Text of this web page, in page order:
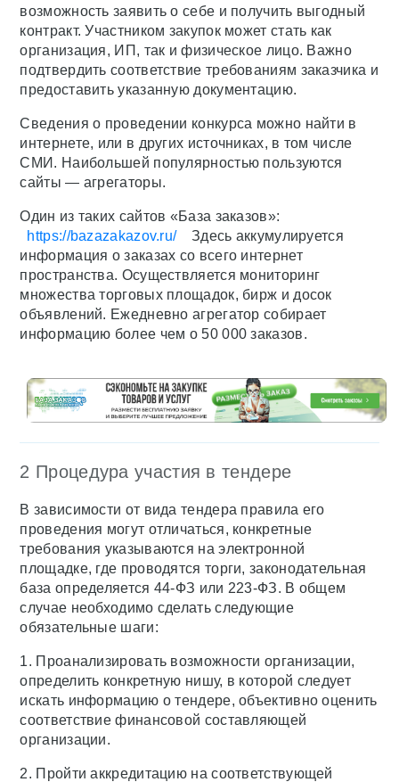
возможность заявить о себе и получить выгодный
контракт. Участником закупок может стать как
организация, ИП, так и физическое лицо. Важно
подтвердить соответствие требованиям заказчика и
предоставить указанную документацию.
Сведения о проведении конкурса можно найти в
интернете, или в других источниках, в том числе
СМИ. Наибольшей популярностью пользуются
сайты — агрегаторы.
Один из таких сайтов «База заказов»:
https://bazazakazov.ru/
Здесь аккумулируется
информация о заказах со всего интернет
пространства. Осуществляется мониторинг
множества торговых площадок, бирж и досок
объявлений. Ежедневно агрегатор собирает
информацию более чем о 50 000 заказов.
2 Процедура участия в тендере
В зависимости от вида тендера правила его
проведения могут отличаться, конкретные
требования указываются на электронной
площадке, где проводятся торги, законодательная
база определяется 44-ФЗ или 223-ФЗ. В общем
случае необходимо сделать следующие
обязательные шаги:
1. Проанализировать возможности организации,
определить конкретную нишу, в которой следует
искать информацию о тендере, объективно оценить
соответствие финансовой составляющей
организации.
2. Пройти аккредитацию на соответствующей